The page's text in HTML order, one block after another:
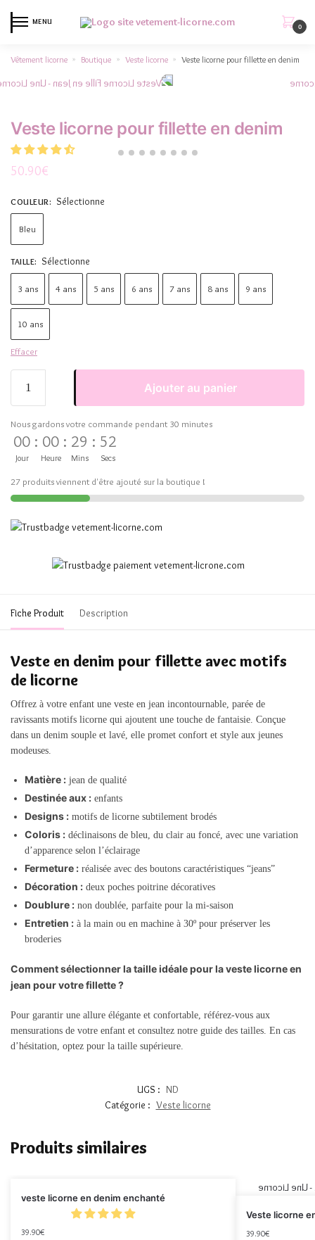
MENU
0
Vêtement licorne » Boutique » Veste licorne » Veste licorne pour fillette en denim
Veste licorne pour fillette en denim
50.90€
COULEUR: Sélectionne
Bleu
TAILLE: Sélectionne
3 ans 4 ans 5 ans 6 ans 7 ans 8 ans 9 ans
10 ans
Effacer
Ajouter au panier
Nous gardons votre commande pendant 30 minutes
00
Jour
: 00
Heure
: 29
Mins
: 51
Secs
27 produits viennent d'être ajouté sur la boutique !
Fiche Produit Description
Veste en denim pour fillette avec motifs
de licorne
Offrez à votre enfant une veste en jean incontournable, parée de
ravissants motifs licorne qui ajoutent une touche de fantaisie. Conçue
dans un denim souple et lavé, elle promet confort et style aux jeunes
modeuses.
Matière : jean de qualité
Destinée aux : enfants
Designs : motifs de licorne subtilement brodés
Coloris : déclinaisons de bleu, du clair au foncé, avec une variation
d’apparence selon l’éclairage
Fermeture : réalisée avec des boutons caractéristiques “jeans”
Décoration : deux poches poitrine décoratives
Doublure : non doublée, parfaite pour la mi-saison
Entretien : à la main ou en machine à 30º pour préserver les
broderies
Comment sélectionner la taille idéale pour la veste licorne en
jean pour votre fillette ?
Pour garantir une allure élégante et confortable, référez-vous aux
mensurations de votre enfant et consultez notre guide des tailles. En cas
d’hésitation, optez pour la taille supérieure.
UGS : ND
Catégorie : Veste licorne
Produits similaires
veste licorne en denim enchanté
39.90€
Veste licorne
39.90€